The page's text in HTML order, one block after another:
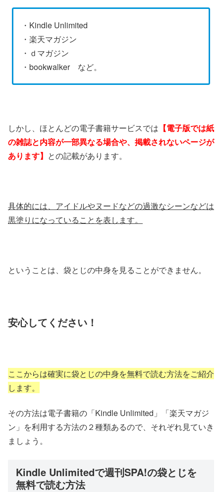
・Kindle Unlimited
・楽天マガジン
・ｄマガジン
・bookwalker など。
しかし、ほとんどの電子書籍サービスでは 【電子版では紙
の雑誌と内容が一部異なる場合や、掲載されないページが
あります】 との記載があります。
具体的には、アイドルやヌードなどの過激なシーンなどは
黒塗りになっていることを表します。
ということは、袋とじの中身を見ることができません。
安心してください！
ここからは確実に袋とじの中身を無料で読む方法をご紹介
します。
その方法は電子書籍の「Kindle Unlimited」「楽天マガジ
ン」を利用する方法の２種類あるので、それぞれ見ていき
ましょう。
Kindle Unlimitedで週刊SPA!の袋とじを
無料で読む方法